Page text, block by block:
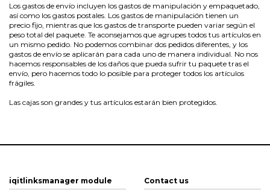
Los gastos de envío incluyen los gastos de manipulación y empaquetado,
así como los gastos postales. Los gastos de manipulación tienen un
precio fijo, mientras que los gastos de transporte pueden variar según el
peso total del paquete. Te aconsejamos que agrupes todos tus artículos en
un mismo pedido. No podemos combinar dos pedidos diferentes, y los
gastos de envío se aplicarán para cada uno de manera individual. No nos
hacemos responsables de los daños que pueda sufrir tu paquete tras el
envío, pero hacemos todo lo posible para proteger todos los artículos
frágiles.
Las cajas son grandes y tus artículos estarán bien protegidos.
iqitlinksmanager module Contact us